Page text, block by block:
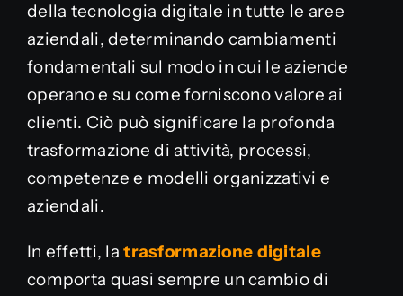
della tecnologia digitale in tutte le aree
aziendali, determinando cambiamenti
fondamentali sul modo in cui le aziende
operano e su come forniscono valore ai
clienti. Ciò può significare la profonda
trasformazione di attività, processi,
competenze e modelli organizzativi e
aziendali.
In effetti, latrasformazione digitale
comporta quasi sempre un cambio di